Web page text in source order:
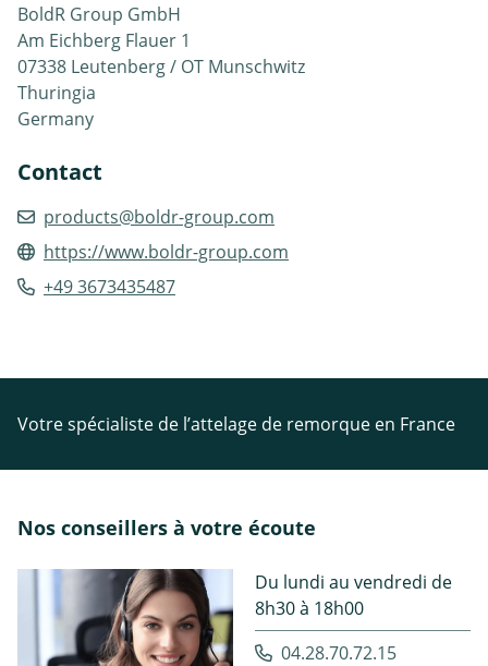
BoldR Group GmbH
Am Eichberg Flauer 1
07338 Leutenberg / OT Munschwitz
Thuringia
Germany
Contact
products@boldr-group.com
https://www.boldr-group.com
+49 3673435487
Votre spécialiste de l’attelage de remorque en France
Nos conseillers à votre écoute
Du lundi au vendredi de
8h30 à 18h00
04.28.70.72.15